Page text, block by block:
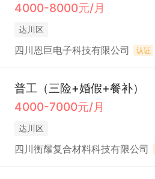
4000-8000元/月
达川区
四川恩巨电子科技有限公司 认证
普工（三险+婚假+餐补）
4000-7000元/月
达川区
四川衡耀复合材料科技有限公司